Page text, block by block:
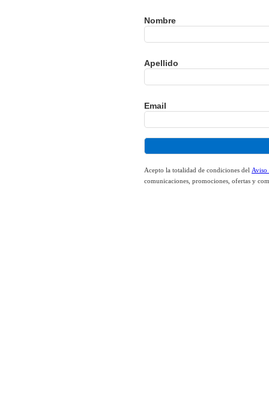
Nombre
Apellido
Email
Acepto la totalidad de condiciones del Aviso
comunicaciones, promociones, ofertas y